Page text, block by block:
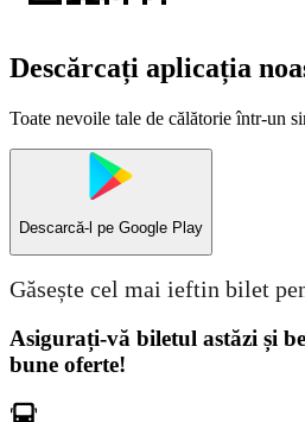
Descărcați aplicația
Toate nevoile tale de călătorie într-un
Descarcă-l pe Google Play
Găsește cel mai ieftin bilet
Asigurați-vă biletul astăzi și
bune oferte!